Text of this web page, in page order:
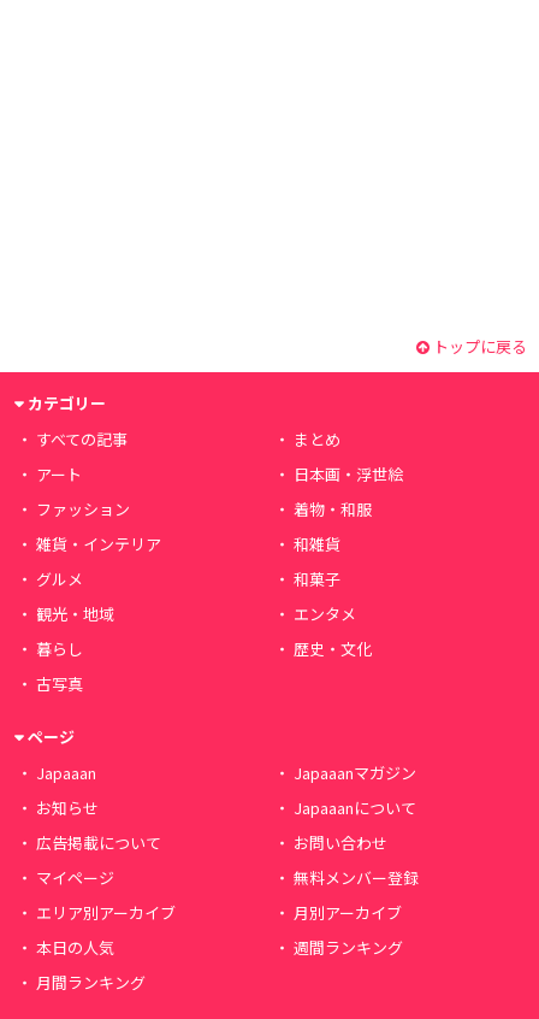
トップに戻る
カテゴリー
すべての記事
まとめ
アート
日本画・浮世絵
ファッション
着物・和服
雑貨・インテリア
和雑貨
グルメ
和菓子
観光・地域
エンタメ
暮らし
歴史・文化
古写真
ページ
Japaaan
Japaaanマガジン
お知らせ
Japaaanについて
広告掲載について
お問い合わせ
マイページ
無料メンバー登録
エリア別アーカイブ
月別アーカイブ
本日の人気
週間ランキング
月間ランキング